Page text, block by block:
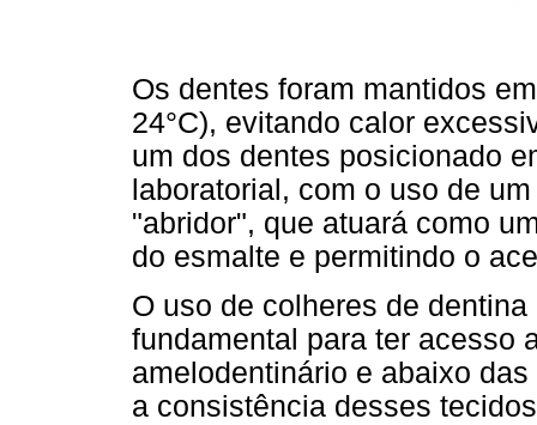
Os dentes foram mantidos
24°C), evitando calor
um dos dentes posicionado
laboratorial, com o uso de
"abridor", que atuará como
do esmalte e permitindo o
O uso de colheres de
fundamental para ter acesso
amelodentinário e abaixo
a consistência desses